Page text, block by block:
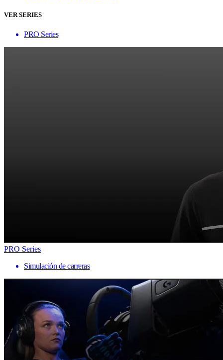
VER SERIES
PRO Series
PRO Series
Simulación de carreras